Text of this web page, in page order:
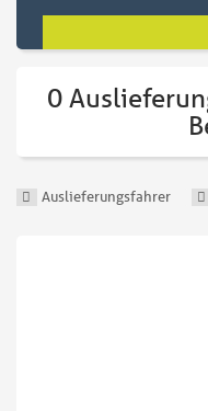
0
Auslieferungsfahrer